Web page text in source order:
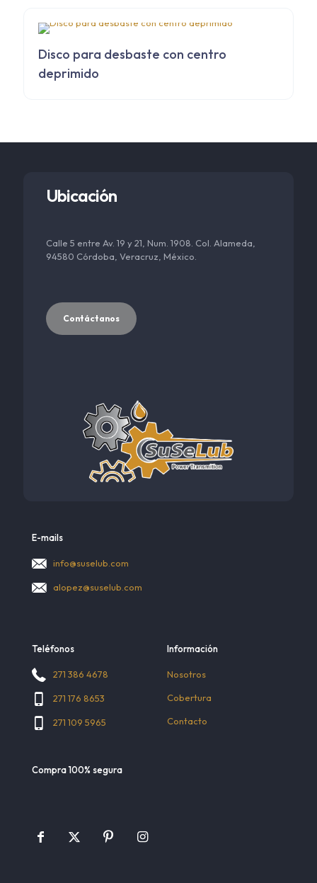
Disco para desbaste con centro
deprimido
Ubicación
Calle 5 entre Av. 19 y 21, Num. 1908. Col. Alameda,
94580 Córdoba, Veracruz, México.
Contáctanos
E-mails
info@suselub.com
alopez@suselub.com
Teléfonos
271 386 4678
271 176 8653
271 109 5965
Información
Nosotros
Cobertura
Contacto
Compra 100% segura